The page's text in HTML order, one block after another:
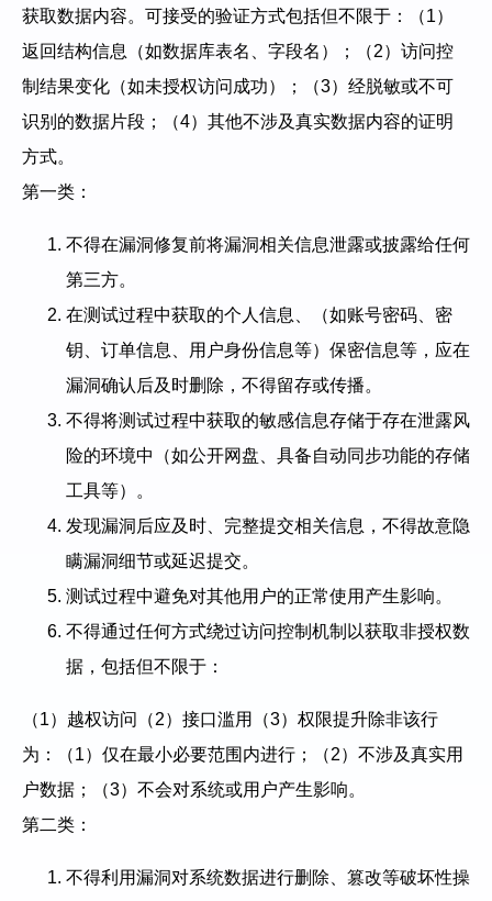
获取数据内容。可接受的验证方式包括但不限于：（1）
返回结构信息（如数据库表名、字段名）；（2）访问控
制结果变化（如未授权访问成功）；（3）经脱敏或不可
识别的数据片段；（4）其他不涉及真实数据内容的证明
方式。
第一类：
不得在漏洞修复前将漏洞相关信息泄露或披露给任何
第三方。
在测试过程中获取的个人信息、（如账号密码、密
钥、订单信息、用户身份信息等）保密信息等，应在
漏洞确认后及时删除，不得留存或传播。
不得将测试过程中获取的敏感信息存储于存在泄露风
险的环境中（如公开网盘、具备自动同步功能的存储
工具等）。
发现漏洞后应及时、完整提交相关信息，不得故意隐
瞒漏洞细节或延迟提交。
测试过程中避免对其他用户的正常使用产生影响。
不得通过任何方式绕过访问控制机制以获取非授权数
据，包括但不限于：
（1）越权访问（2）接口滥用（3）权限提升除非该行
为：（1）仅在最小必要范围内进行；（2）不涉及真实用
户数据；（3）不会对系统或用户产生影响。
第二类：
不得利用漏洞对系统数据进行删除、篡改等破坏性操